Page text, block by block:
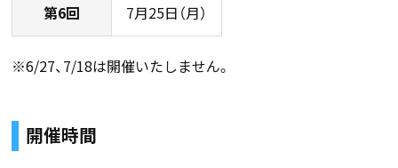
第6回 7月25日（月）
※6/27、7/18は開催いたしません。
開催時間